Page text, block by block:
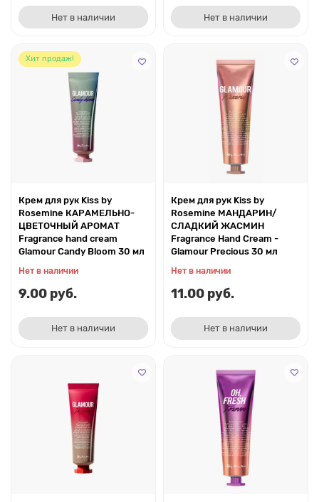
Нет в наличии Нет в наличии
Хит продаж!
Крем для рук Kiss by
Rosemine КАРАМЕЛЬНО-
ЦВЕТОЧНЫЙ АРОМАТ
Fragrance hand cream
Glamour Candy Bloom 30 мл
Нет в наличии
9.00 руб.
Нет в наличии
Крем для рук Kiss by
Rosemine МАНДАРИН/
СЛАДКИЙ ЖАСМИН
Fragrance Hand Cream -
Glamour Precious 30 мл
Нет в наличии
11.00 руб.
Нет в наличии